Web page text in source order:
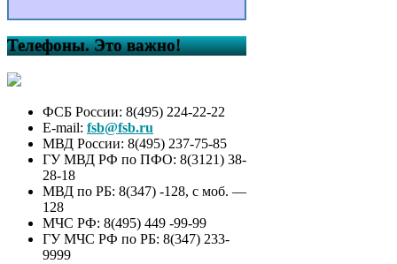
Телефоны. Это важно!
ФСБ России: 8(495) 224-22-22
E-mail: fsb@fsb.ru
МВД России: 8(495) 237-75-85
ГУ МВД РФ по ПФО: 8(3121) 38-
28-18
МВД по РБ: 8(347) -128, с моб. —
128
МЧС РФ: 8(495) 449 -99-99
ГУ МЧС РФ по РБ: 8(347) 233-
9999